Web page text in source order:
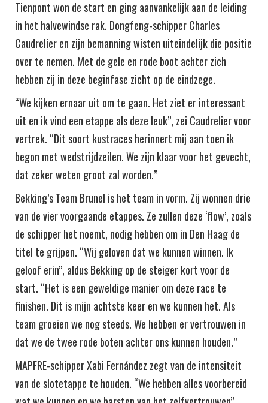
Tienpont won de start en ging aanvankelijk aan de leiding
in het halvewindse rak. Dongfeng-schipper Charles
Caudrelier en zijn bemanning wisten uiteindelijk die positie
over te nemen. Met de gele en rode boot achter zich
hebben zij in deze beginfase zicht op de eindzege.
“We kijken ernaar uit om te gaan. Het ziet er interessant
uit en ik vind een etappe als deze leuk”, zei Caudrelier voor
vertrek. “Dit soort kustraces herinnert mij aan toen ik
begon met wedstrijdzeilen. We zijn klaar voor het gevecht,
dat zeker weten groot zal worden.”
Bekking’s Team Brunel is het team in vorm. Zij wonnen drie
van de vier voorgaande etappes. Ze zullen deze ‘flow’, zoals
de schipper het noemt, nodig hebben om in Den Haag de
titel te grijpen. “Wij geloven dat we kunnen winnen. Ik
geloof erin”, aldus Bekking op de steiger kort voor de
start. “Het is een geweldige manier om deze race te
finishen. Dit is mijn achtste keer en we kunnen het. Als
team groeien we nog steeds. We hebben er vertrouwen in
dat we de twee rode boten achter ons kunnen houden.”
MAPFRE-schipper Xabi Fernández zegt van de intensiteit
van de slotetappe te houden. “We hebben alles voorbereid